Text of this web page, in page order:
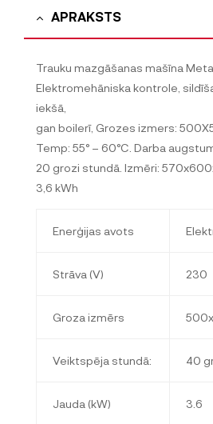
APRAKSTS
Trauku mazgāšanas mašīna
Elektromehāniska kontrole,
iekšā,
gan boilerī, Grozes izmers:
Temp: 55° – 60°C. Darba
20 grozi stundā. Izmēri:
3,6 kWh
Enerģijas avots
Strāva (V) 230
Groza izmērs
Veiktspēja stundā: 40
Jauda (kW) 3.6